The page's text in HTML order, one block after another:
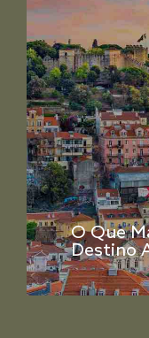
O Que
Destino